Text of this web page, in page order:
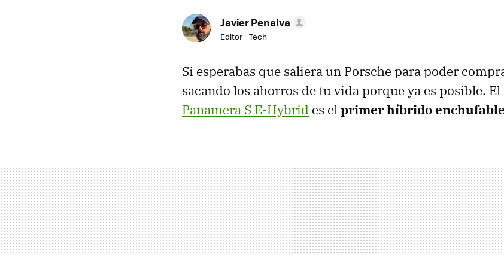
Javier Penalva
Editor - Tech
Si esperabas que saliera un Porsche para poder
sacando los ahorros de tu vida porque ya es posible. El
Panamera S E-Hybrid es elprimer híbrido enchufable